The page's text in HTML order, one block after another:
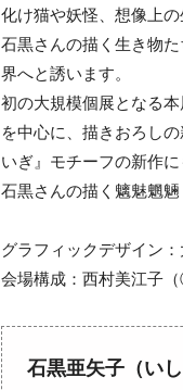
化け猫や妖怪、想像上
石黒さんの描く生き物
界へと誘います。
初の大規模個展となる
を中心に、描きおろし
いぎ』モチーフの新作に
石黒さんの描く魑魅魍
グラフィックデザイン
会場構成：西村美江子
石黒亜矢子（いし